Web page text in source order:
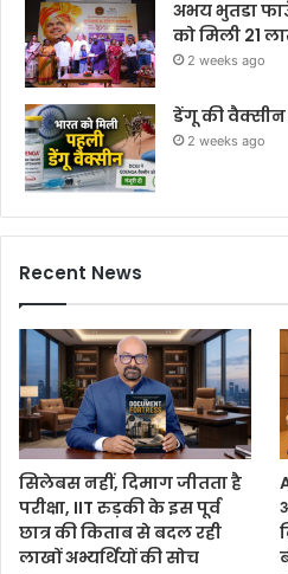
अभय भुतडा
को मिली 21
2 weeks ago
डेंगू की वैक्सीन
2 weeks ago
Recent News
सिलेबस नहीं, दिमाग जीतता है
परीक्षा, IIT रुड़की के इस पूर्व
छात्र की किताब से बदल रही
लाखों अभ्यर्थियों की सोच